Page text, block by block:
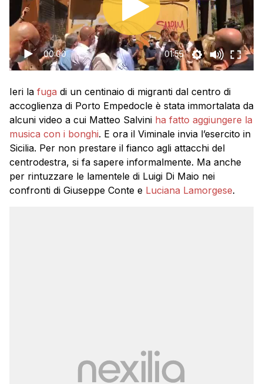
00:00 01:55
Ieri la fuga di un centinaio di migranti dal centro di
accoglienza di Porto Empedocle è stata immortalata da
alcuni video a cui Matteo Salvini ha fatto aggiungere la
musica con i bonghi. E ora il Viminale invia l’esercito in
Sicilia. Per non prestare il fianco agli attacchi del
centrodestra, si fa sapere informalmente. Ma anche
per rintuzzare le lamentele di Luigi Di Maio nei
confronti di Giuseppe Conte e Luciana Lamorgese.